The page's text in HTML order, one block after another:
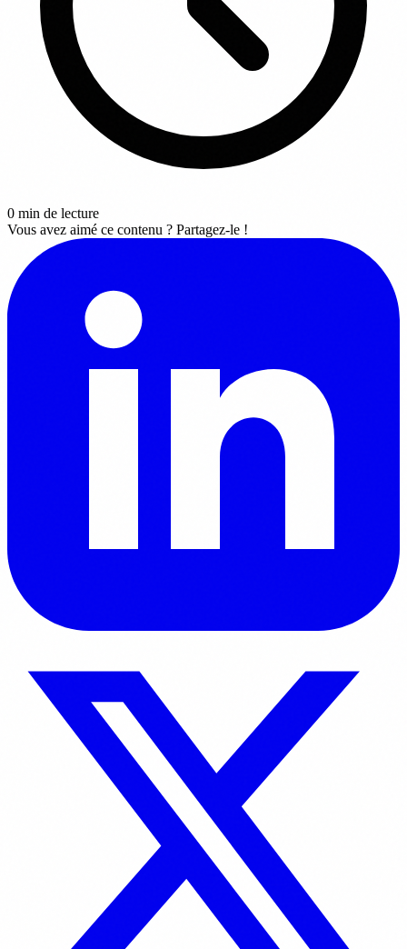
0 min de lecture
Vous avez aimé ce contenu ? Partagez-le !